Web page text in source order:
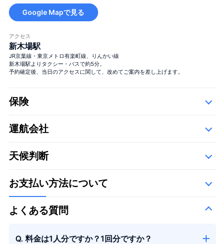
Google Mapで見る
アクセス
新木場駅
JR京葉線・東京メトロ有楽町線、りんかい線
新木場駅よりタクシー・バスで約5分。
予約確定後、当日のアクセスに関して、改めてご案内を差し上げます。
保険
運航会社
天候判断
お支払い方法について
よくある質問
Q. 料金は1人分ですか？1回分ですか？